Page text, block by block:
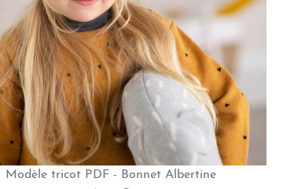
Modèle tricot PDF - Bonnet Albertine